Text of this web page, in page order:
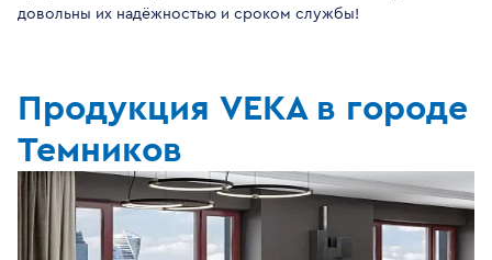
довольны их надёжностью и сроком службы!
Продукция VEKA в городе
Темников